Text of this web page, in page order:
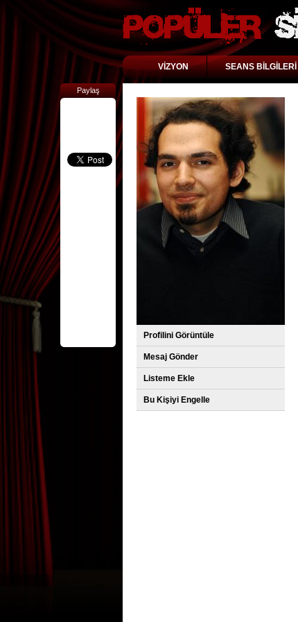
VİZYON SEANS BİLGİLERİ
Paylaş
Profilini Görüntüle
Mesaj Gönder
Listeme Ekle
Bu Kişiyi Engelle